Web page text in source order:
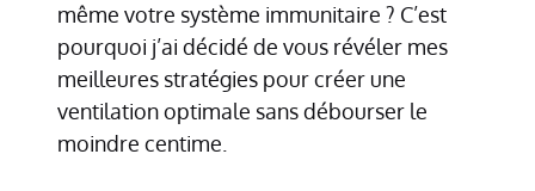
même votre système immunitaire ? C’est
pourquoi j’ai décidé de vous révéler mes
meilleures stratégies pour créer une
ventilation optimale sans débourser le
moindre centime.